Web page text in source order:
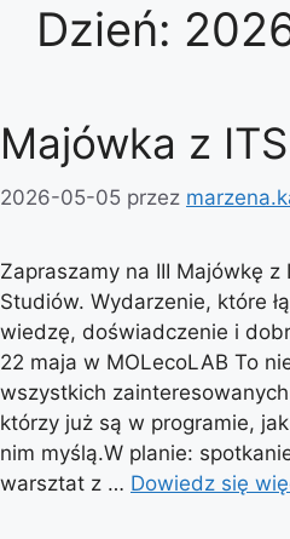
Dzień:
Majówka z ITS
2026-05-05 przez
Zapraszamy na III Majówkę
Studiów. Wydarzenie, które
wiedzę, doświadczenie i
22 maja w MOLecoLAB To
wszystkich
którzy już są w programie,
nim myślą.W planie:
warsztat z … Dowiedz się